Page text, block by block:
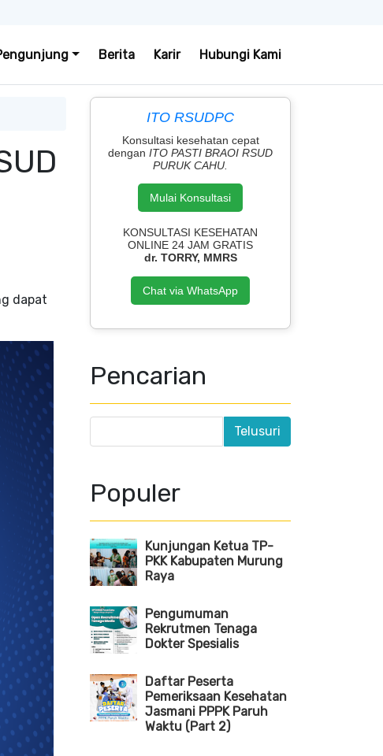
Berita Karir Hubungi Kami
dapat
ITO RSUDPC
Konsultasi kesehatan cepat
dengan ITO PASTI BRAOI RSUD
PURUK CAHU.
Mulai Konsultasi
KONSULTASI KESEHATAN
ONLINE 24 JAM GRATIS
dr. TORRY, MMRS
Chat via WhatsApp
Pencarian
Populer
Kunjungan Ketua TP-
PKK Kabupaten Murung
Raya
Pengumuman
Rekrutmen Tenaga
Dokter Spesialis
Daftar Peserta
Pemeriksaan Kesehatan
Jasmani PPPK Paruh
Waktu (Part 2)